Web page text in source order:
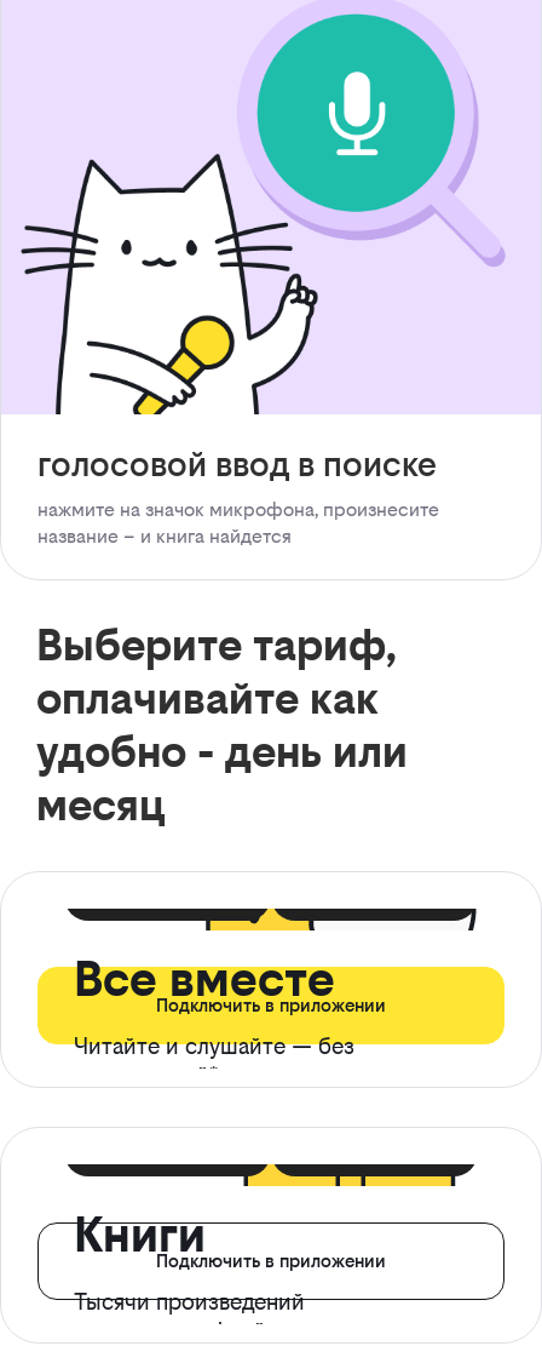
голосовой ввод в поиске
нажмите на значок микрофона, произнесите
название – и книга найдется
Выберите тариф,
оплачивайте как
удобно - день или
месяц
Все вместе
Читайте и слушайте — без
ограничений*
Подключить в приложении
Книги
Тысячи произведений
с доступом офлайн
Подключить в приложении